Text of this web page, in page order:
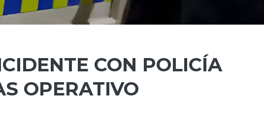
CON POLICÍA
OPERATIVO